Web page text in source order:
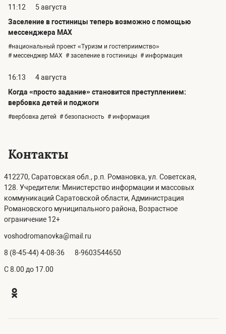
11:12
5 августа
Заселение в гостиницы теперь возможно с помощью
мессенджера MAX
#национальный проект «Туризм и гостеприимство»
# мессенджер MAX # заселение в гостиницы # информация
16:13
4 августа
Когда «просто задание» становится преступлением:
вербовка детей и поджоги
#вербовка детей # безопасность # информация
Контакты
412270, Саратовская обл., р.п. Романовка, ул. Советская,
128. Учредители: Министерство информации и массовых
коммуникаций Саратовской области, Администрация
Романовского муниципального района, Возрастное
ограничение 12+
voshodromanovka@mail.ru
8 (8-45-44) 4-08-36 8-9603544650
C 8.00 до 17.00